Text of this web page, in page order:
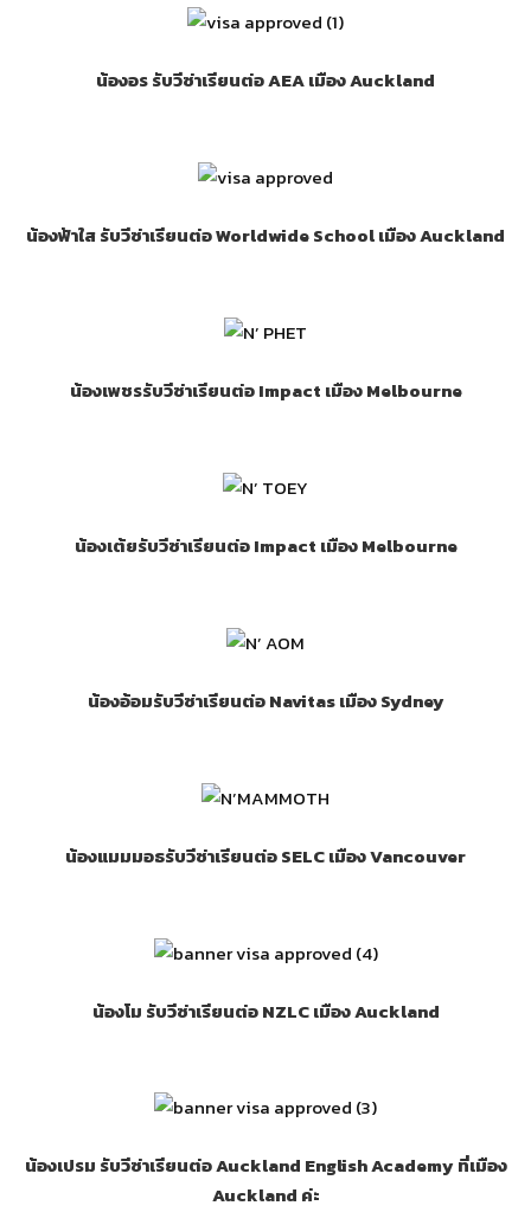
น้องอร รับวีซ่าเรียนต่อ AEA เมือง Auckland
น้องฟ้าใส รับวีซ่าเรียนต่อ Worldwide School เมือง Auckland
น้องเพชรรับวีซ่าเรียนต่อ Impact เมือง Melbourne
น้องเต้ยรับวีซ่าเรียนต่อ Impact เมือง Melbourne
น้องอ้อมรับวีซ่าเรียนต่อ Navitas เมือง Sydney
น้องแมมมอธรับวีซ่าเรียนต่อ SELC เมือง Vancouver
น้องโม รับวีซ่าเรียนต่อ NZLC เมือง Auckland
น้องเปรม รับวีซ่าเรียนต่อ Auckland English Academy ที่เมือง
Auckland ค่ะ